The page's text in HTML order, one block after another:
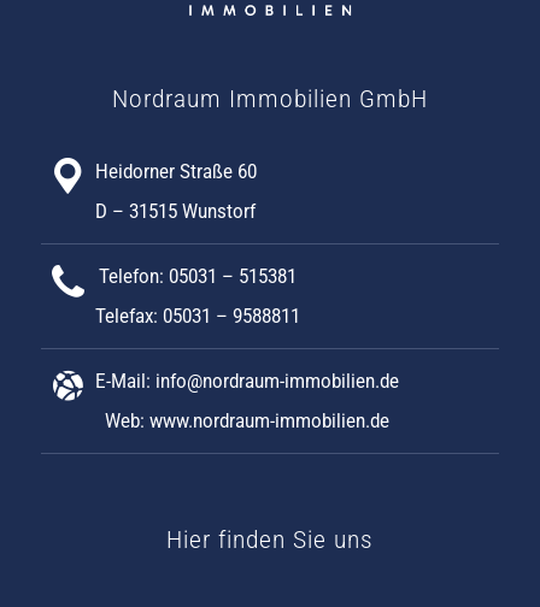
Nordraum Immobilien GmbH
Heidorner Straße 60
D – 31515 Wunstorf
Telefon: 05031 – 515381
Telefax: 05031 – 9588811
E-Mail: info@nordraum-immobilien.de
Web: www.nordraum-immobilien.de
Hier finden Sie uns